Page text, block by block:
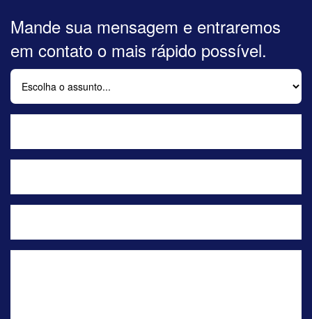
Mande sua mensagem e entraremos
em contato o mais rápido possível.